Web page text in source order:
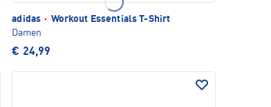
adidas · Workout Essentials T-Shirt
Damen
€ 24,99